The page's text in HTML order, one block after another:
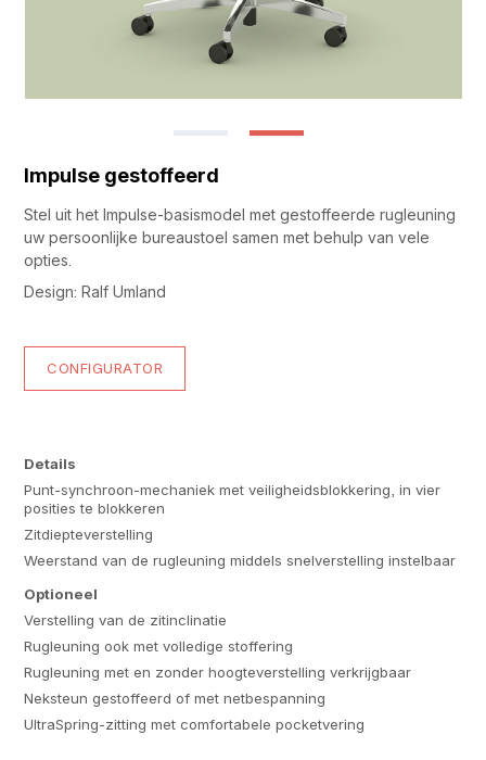
Impulse gestoffeerd
Stel uit het Impulse-basismodel met gestoffeerde rugleuning
uw persoonlijke bureaustoel samen met behulp van vele
opties.
Design: Ralf Umland
CONFIGURATOR
Details
Punt-synchroon-mechaniek met veiligheidsblokkering, in vier
posities te blokkeren
Zitdiepteverstelling
Weerstand van de rugleuning middels snelverstelling instelbaar
Optioneel
Verstelling van de zitinclinatie
Rugleuning ook met volledige stoffering
Rugleuning met en zonder hoogteverstelling verkrijgbaar
Neksteun gestoffeerd of met netbespanning
UltraSpring-zitting met comfortabele pocketvering